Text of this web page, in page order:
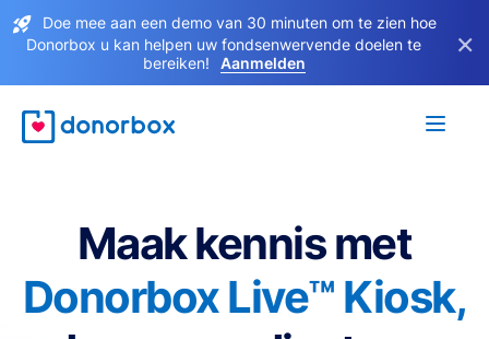
Doe mee aan een demo van 30 minuten om te zien hoe
Donorbox u kan helpen uw fondsenwervende doelen te
bereiken!
Aanmelden
×
Maak kennis met
Donorbox Live™ Kiosk,